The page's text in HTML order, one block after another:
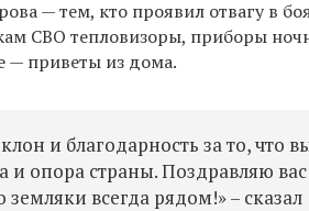
— тем, кто проявил отвагу в
СВО тепловизоры, приборы
— приветы из дома.
и благодарность за то, что
опора страны. Поздравляю вас
всегда рядом!» – сказал